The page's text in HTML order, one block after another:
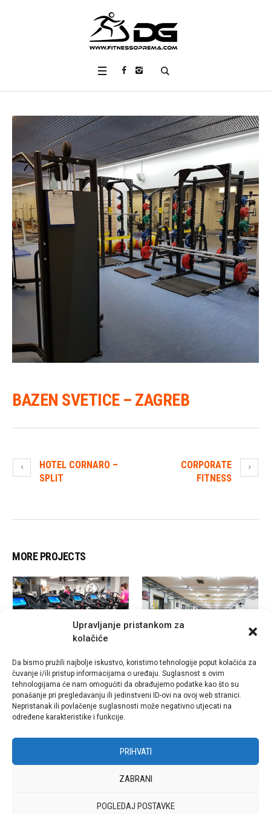
Upravljanje pristankom za
kolačiće
Da bismo pružili najbolje iskustvo, koristimo tehnologije poput kolačića za
čuvanje i/ili pristup informacijama o uređaju. Suglasnost s ovim
tehnologijama će nam omogućiti da obrađujemo podatke kao što su
ponašanje pri pregledavanju ili jedinstveni ID-ovi na ovoj web stranici.
Nepristanak ili povlačenje suglasnosti može negativno utjecati na
određene karakteristike i funkcije.
PRIHVATI
ZABRANI
POGLEDAJ POSTAVKE
BAZEN SVETICE – ZAGREB
HOTEL CORNARO –
SPLIT
CORPORATE
FITNESS
MORE PROJECTS
26. veljače 2022.
SC ARENA
1. ožujka 2022.
SPARTA GYM ZAPAD – ZAGREB
Web bydesigner2.org